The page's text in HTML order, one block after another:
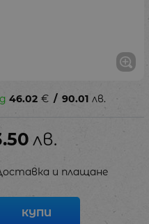
46.02 € / 90.01 лв.
лв.
и плащане
КУПИ